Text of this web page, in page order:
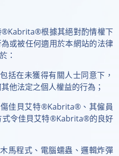
®Kabrita®根據其絕對酌情權下
或被任何適用於本網站的法律
：
括在未獲得有關人士同意下，
他法定之個人權益的行為；
佳貝艾特®Kabrita®、其僱員
式令佳貝艾特®Kabrita®的良好
馬程式、電腦蠕蟲、邏輯炸彈